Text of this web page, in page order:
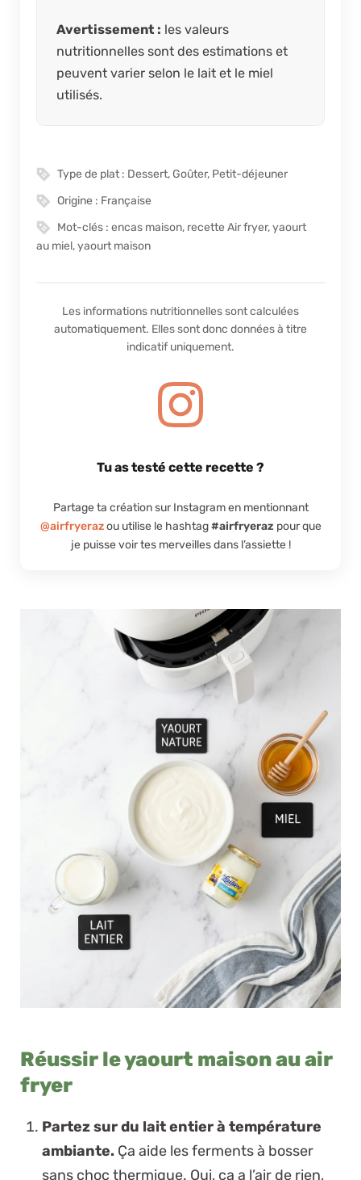
Avertissement : les valeurs
nutritionnelles sont des estimations et
peuvent varier selon le lait et le miel
utilisés.
Type de plat : Dessert, Goûter, Petit-déjeuner
Origine : Française
Mot-clés :encas maison, recette Air fryer, yaourt
au miel, yaourt maison
Les informations nutritionnelles sont calculées
automatiquement. Elles sont donc données à titre
indicatif uniquement.
Tu as testé cette recette ?
Partage ta création sur Instagram en mentionnant
@airfryerazou utilise le hashtag#airfryeraz pour que
je puisse voir tes merveilles dans l’assiette !
Réussir le yaourt maison au air
fryer
Partez sur du lait entier à température
ambiante. Ça aide les ferments à bosser
sans choc thermique. Oui, ça a l’air de rien,